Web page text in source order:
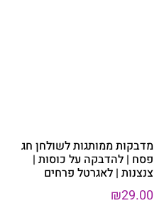
מדבקות ממותגות לשולחן חג
פסח | להדבקה על כוסות |
צנצנות | לאגרטל פרחים
₪29.00